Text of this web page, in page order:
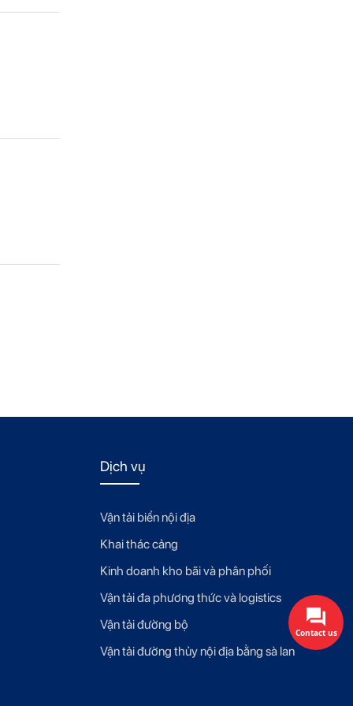
Dịch vụ
Vận tải biển nội địa
Khai thác cảng
Kinh doanh kho bãi và phân phối
Vận tải đa phương thức và logistics
Vận tải đường bộ
Vận tải đường thủy nội địa bằng sà lan
Contact us